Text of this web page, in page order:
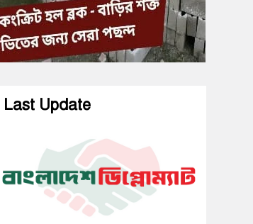
Last Update